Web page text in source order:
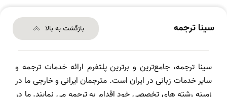
سینا ترجمه بازگشت به بالا
سینا ترجمه، جامع‌ترین و برترین پلتفرم ارائه خدمات ترجمه و
سایر خدمات زبانی در ایران است. مترجمان ایرانی و خارجی ما در
زمینه رشته های تخصصی خود اقدام به ترجمه می نمایند. ما در